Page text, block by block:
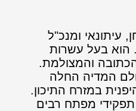
עיתונאי ומנכ"ל
הוא בעל עשרות
הכתובה והמצולמת.
המדיה החלה
במזרח התיכון.
מפתח רבים